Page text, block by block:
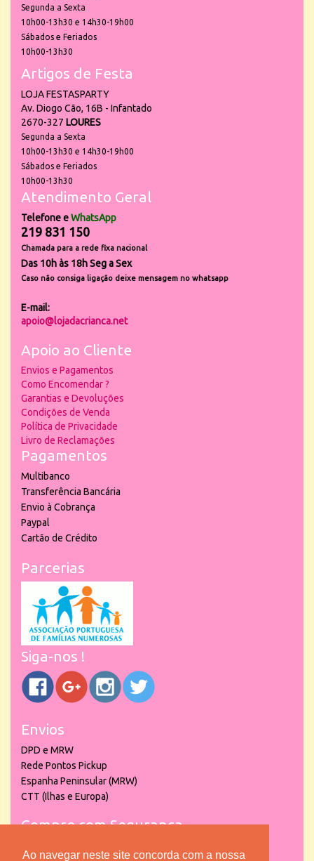
Ao navegar neste site concorda com a nossa
Segunda a Sexta
10h00-13h30 e 14h30-19h00
Sábados e Feriados
10h00-13h30
Artigos de Festa
LOJA FESTASPARTY
Av. Diogo Cão, 16B - Infantado
2670-327 LOURES
Segunda a Sexta
10h00-13h30 e 14h30-19h00
Sábados e Feriados
10h00-13h30
Atendimento Geral
Telefone eWhatsApp
219 831 150
Chamada para a rede fixa nacional
Das 10h às 18h Seg a Sex
Caso não consiga ligação deixe mensagem no whatsapp
E-mail:
apoio@lojadacrianca.net
Apoio ao Cliente
Envios e Pagamentos
Como Encomendar ?
Garantias e Devoluções
Condições de Venda
Política de Privacidade
Livro de Reclamações
Pagamentos
Multibanco
Transferência Bancária
Envio à Cobrança
Paypal
Cartão de Crédito
Parcerias
Siga-nos !
Envios
DPD e MRW
Rede Pontos Pickup
Espanha Peninsular (MRW)
CTT (Ilhas e Europa)
Compre com Segurança